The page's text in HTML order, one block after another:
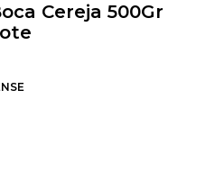
Cereja 500Gr